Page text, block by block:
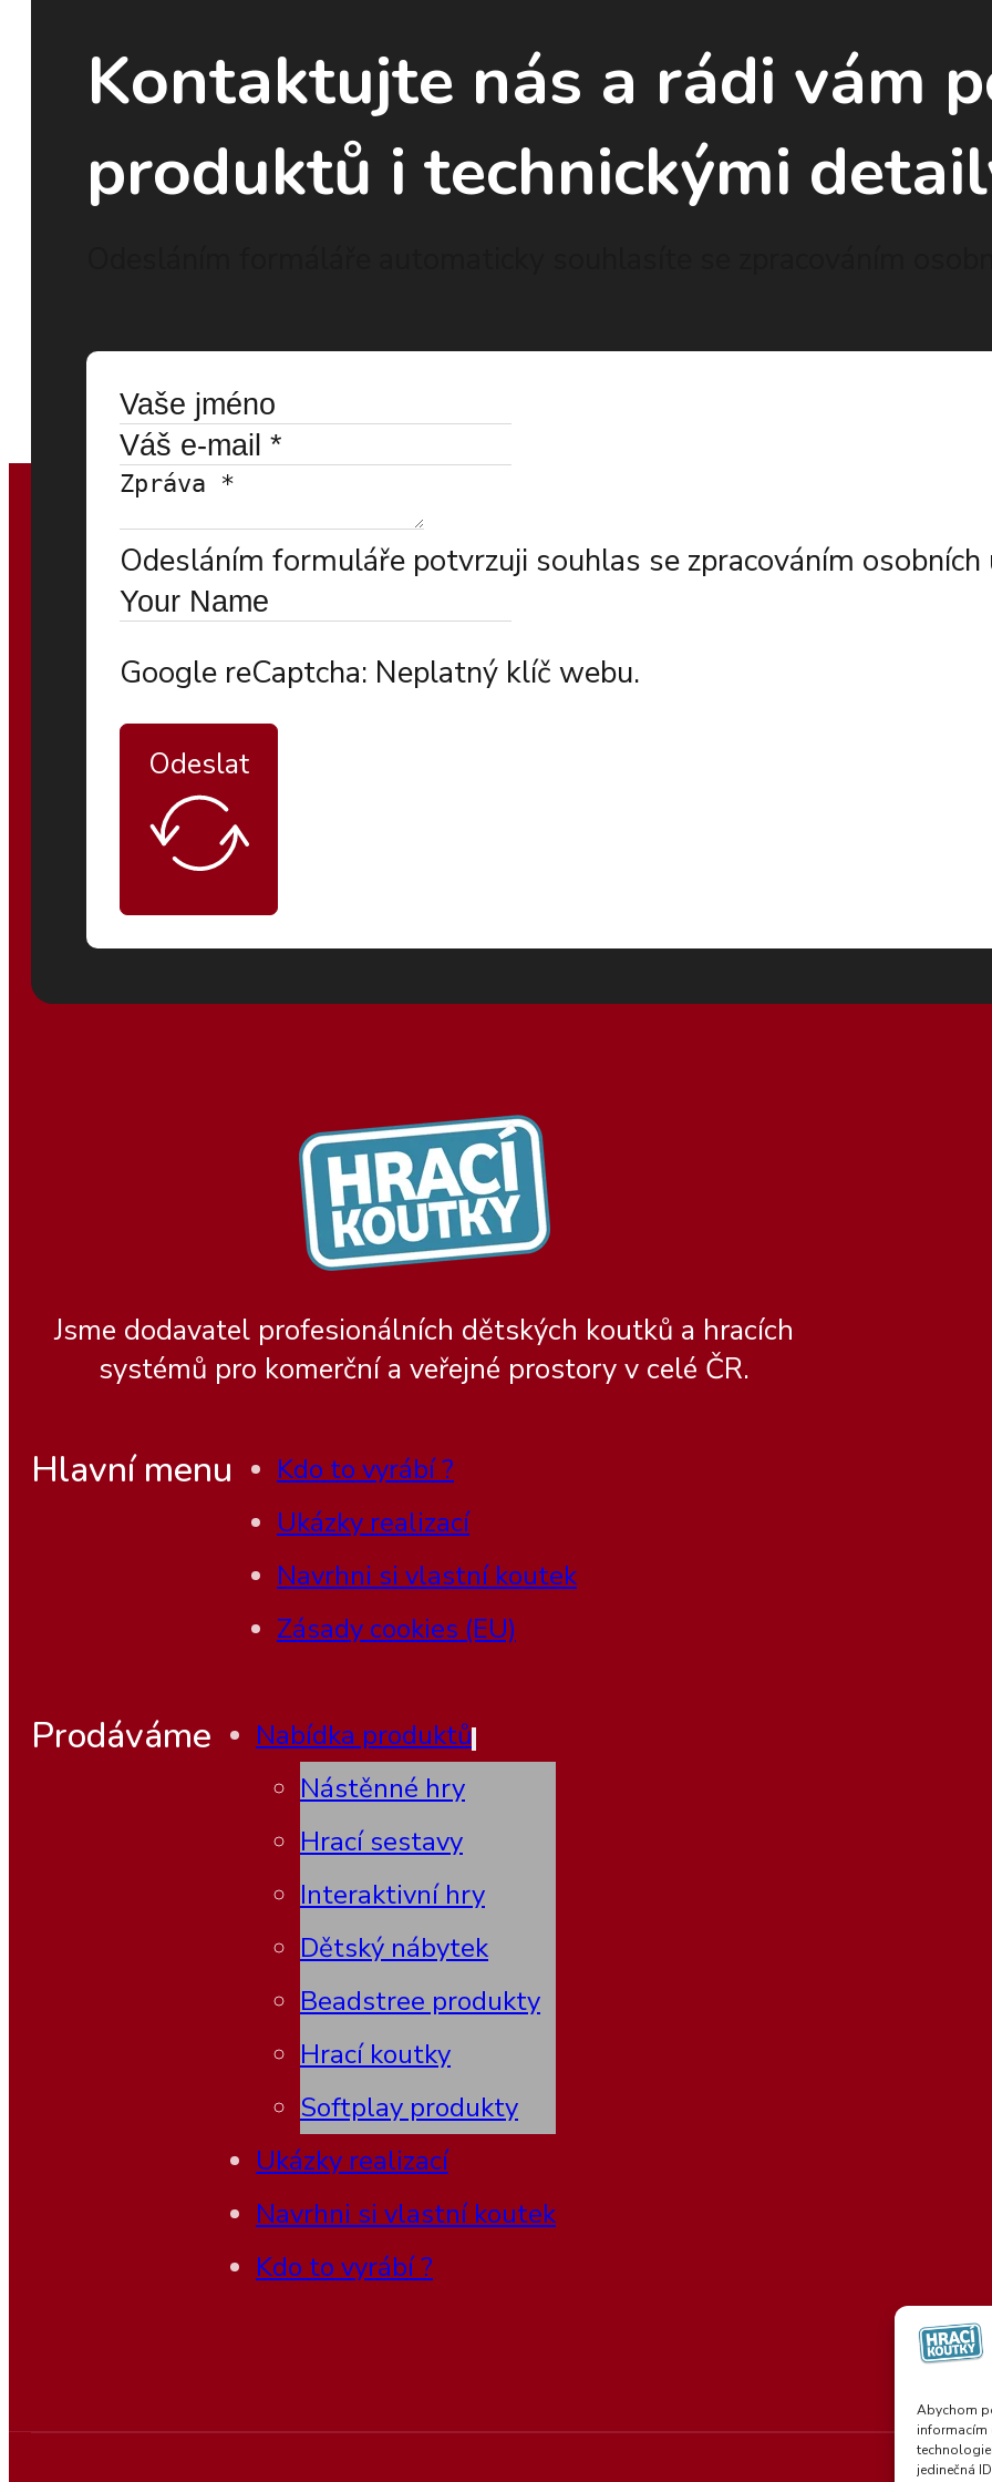
Abychom
informacím
jedinečná
Kontaktujte nás a rádi vám
produktů i technickými
Odesláním formuláře potvrzuji souhlas se zpracováním osobních
Google reCaptcha: Neplatný klíč webu.
Odeslat
Jsme dodavatel profesionálních dětských koutků a hracích
systémů pro komerční a veřejné prostory v celé ČR.
Hlavní menu
Kdo to vyrábí ?
Ukázky realizací
Navrhni si vlastní koutek
Zásady cookies (EU)
Prodáváme
Nabídka produktů
Nástěnné hry
Hrací sestavy
Interaktivní hry
Dětský nábytek
Beadstree produkty
Hrací koutky
Softplay produkty
Ukázky realizací
Navrhni si vlastní koutek
Kdo to vyrábí ?